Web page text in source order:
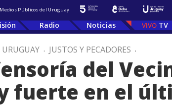
Públicos del Uruguay
Radio Noticias TV
. JUSTOS Y PECADORES .
del
fuerte en el